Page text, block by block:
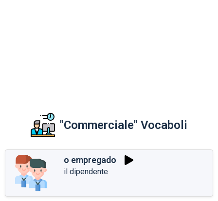
"Commerciale" Vocaboli
o empregado
il dipendente